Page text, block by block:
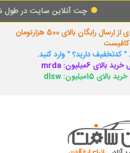
چت آنلاین سایت در طول شبانه روز
توجه مهم : حتما برای بهره مندی از ارسال رایگان بالای 500 هزارتومان
کافیست